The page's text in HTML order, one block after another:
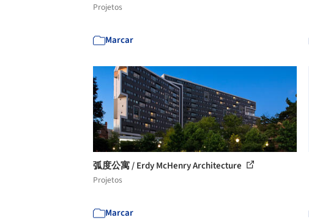
Projetos
Marcar
弧度公寓 / Erdy McHenry Architecture
Projetos
Marcar